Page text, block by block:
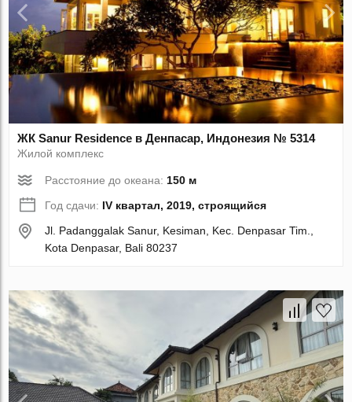
ЖК Sanur Residence в Денпасар, Индонезия № 5314
Жилой комплекс
Расстояние до океана: 150 м
Год сдачи: IV квартал, 2019, строящийся
Jl. Padanggalak Sanur, Kesiman, Kec. Denpasar Tim.,
Kota Denpasar, Bali 80237